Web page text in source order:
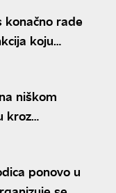
konačno rade
koju
čekaju
niškom
kroz
prošlo
ponovo u